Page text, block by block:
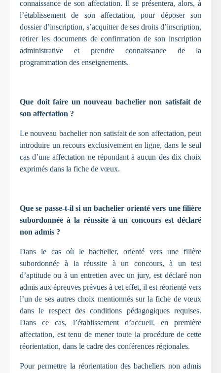
connaissance de son affectation. Il se présentera, alors, à
l’établissement de son affectation, pour déposer son
dossier d’inscription, s’acquitter de ses droits d’inscription,
retirer les documents de confirmation de son inscription
administrative et prendre connaissance de la
programmation des enseignements.
Que doit faire un nouveau bachelier non satisfait de
son affectation ?
Le nouveau bachelier non satisfait de son affectation, peut
introduire un recours exclusivement en ligne, dans le seul
cas d’une affectation ne répondant à aucun des dix choix
exprimés dans la fiche de vœux.
Que se passe-t-il si un bachelier orienté vers une filière
subordonnée à la réussite à un concours est déclaré
non admis ?
Dans le cas où le bachelier, orienté vers une filière
subordonnée à la réussite à un concours, à un test
d’aptitude ou à un entretien avec un jury, est déclaré non
admis aux épreuves prévues à cet effet, il est réorienté vers
l’un de ses autres choix mentionnés sur la fiche de vœux
dans le respect des conditions pédagogiques requises.
Dans ce cas, l’établissement d’accueil, en première
affectation, est tenu de mener toute la procédure de cette
réorientation, dans le cadre des conférences régionales.
Pour permettre la réorientation des bacheliers non admis